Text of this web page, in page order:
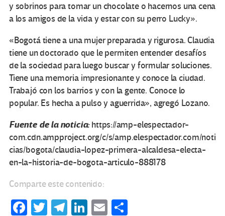
y sobrinos para tomar un chocolate o hacernos una cena
a los amigos de la vida y estar con su perro Lucky».
«Bogotá tiene a una mujer preparada y rigurosa. Claudia
tiene un doctorado que le permiten entender desafíos
de la sociedad para luego buscar y formular soluciones.
Tiene una memoria impresionante y conoce la ciudad.
Trabajó con los barrios y con la gente. Conoce lo
popular. Es hecha a pulso y aguerrida», agregó Lozano.
Fuente de la noticia:https://amp-elespectador-
com.cdn.ampproject.org/c/s/amp.elespectador.com/noti
cias/bogota/claudia-lopez-primera-alcaldesa-electa-
en-la-historia-de-bogota-articulo-888178
Comparte este contenido:
Fa T
Te Li
E